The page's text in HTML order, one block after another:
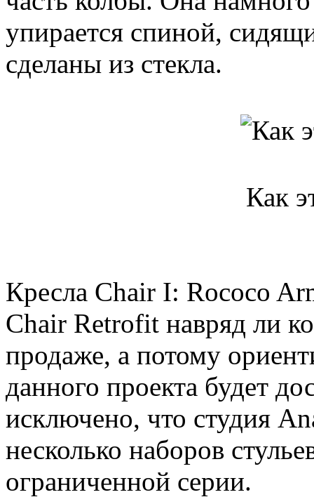
упирается спиной,
сделаны из стекла.
Как
Кресла Chair I: Rococo
Chair Retrofit навряд ли
продаже, а потому
данного проекта будет
исключено, что студия
несколько наборов
ограниченной серии.